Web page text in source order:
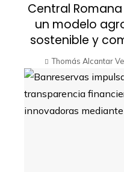
Central
un modelo
sostenible y
Thomás Alcantar